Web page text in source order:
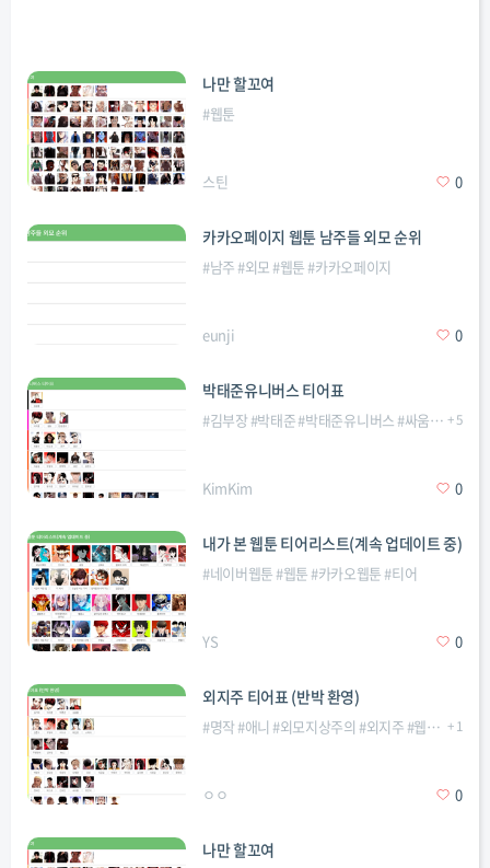
나만 할꼬여
#웹툰
스틴 0
카카오페이지 웹툰 남주들 외모 순위
#남주#외모#웹툰#카카오페이지
eunji 0
박태준유니버스 티어표
#김부장#박태준#박태준유니버스#싸움독학 #
+5
KimKim 0
내가 본 웹툰 티어리스트(계속 업데이트 중)
#네이버웹툰#웹툰#카카오웹툰#티어
YS 0
외지주 티어표 (반박 환영)
#명작#애니 #외모지상주의 #외지주#웹툰 #전투
+1
ㅇㅇ 0
나만 할꼬여